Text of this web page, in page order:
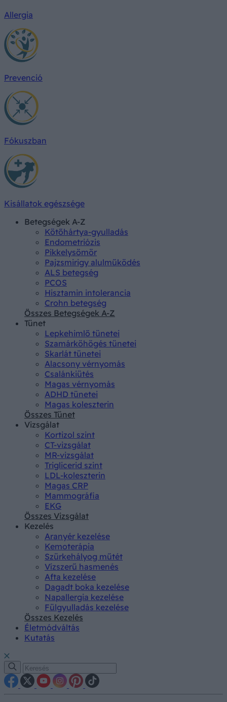
Allergia
Prevenció
Fókuszban
Kisállatok egészsége
Betegségek A-Z
Kötőhártya-gyulladás
Endometriózis
Pikkelysömör
Pajzsmirigy alulműködés
ALS betegség
PCOS
Hisztamin intolerancia
Crohn betegség
Összes Betegségek A-Z
Tünet
Lepkehimlő tünetei
Szamárköhögés tünetei
Skarlát tünetei
Alacsony vérnyomás
Csalánkiütés
Magas vérnyomás
ADHD tünetei
Magas koleszterin
Összes Tünet
Vizsgálat
Kortizol szint
CT-vizsgálat
MR-vizsgálat
Triglicerid szint
LDL-koleszterin
Magas CRP
Mammográfia
EKG
Összes Vizsgálat
Kezelés
Aranyér kezelése
Kemoterápia
Szürkehályog műtét
Vízszerű hasmenés
Afta kezelése
Dagadt boka kezelése
Napallergia kezelése
Fülgyulladás kezelése
Összes Kezelés
Életmódváltás
Kutatás